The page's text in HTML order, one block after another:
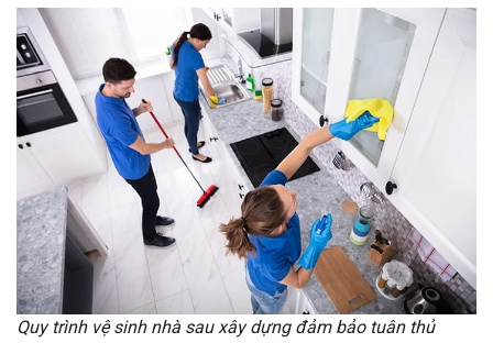
Quy trình vệ sinh nhà sau xây dựng đảm bảo tuân thủ